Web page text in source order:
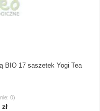
BIO 17 saszetek Yogi Tea
0)